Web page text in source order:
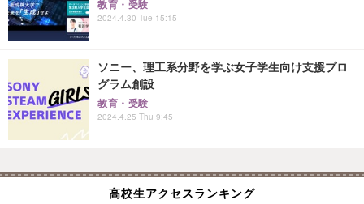
教育・受験
2024.4.30 Tue 15:15
ソニー、理工系分野を学ぶ女子学生向け支援プロ
グラム創設
教育・受験
2024.4.25 Thu 9:45
高校生アクセスランキング